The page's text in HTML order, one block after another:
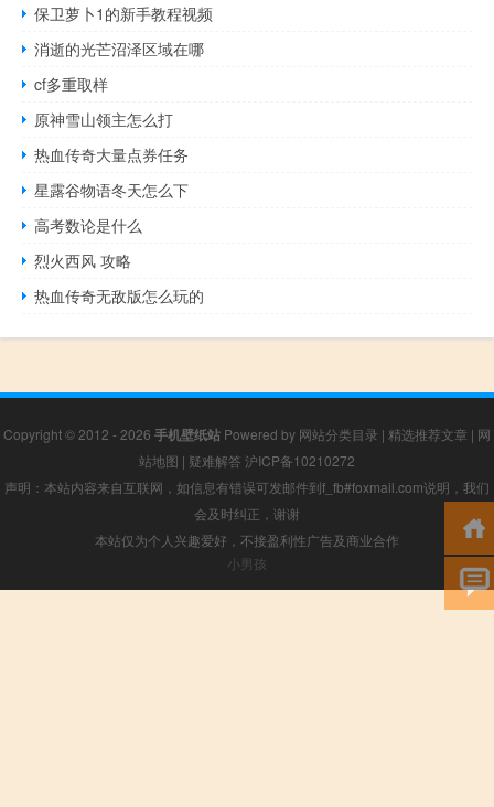
保卫萝卜1的新手教程视频
消逝的光芒沼泽区域在哪
cf多重取样
原神雪山领主怎么打
热血传奇大量点券任务
星露谷物语冬天怎么下
高考数论是什么
烈火西风 攻略
热血传奇无敌版怎么玩的
Copyright © 2012 - 2026 手机壁纸站 Powered by 网站分类目录 | 精选推荐文章 | 网
站地图 | 疑难解答 沪ICP备10210272
声明：本站内容来自互联网，如信息有错误可发邮件到f_fb#foxmail.com说明，我们
会及时纠正，谢谢
本站仅为个人兴趣爱好，不接盈利性广告及商业合作
小男孩